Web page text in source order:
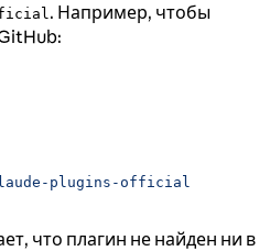
. Например, чтобы
plugins-official
что плагин не найден ни в